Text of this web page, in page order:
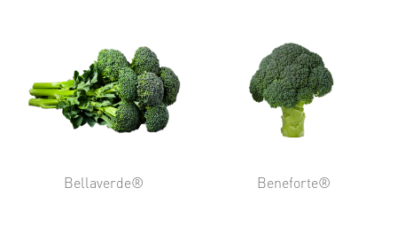
Bellaverde® Beneforte®